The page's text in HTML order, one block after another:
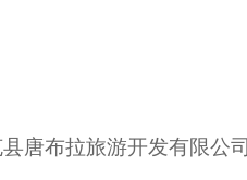
唐布拉旅游开发有限公司